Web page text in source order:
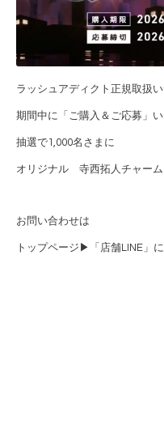
ラッシュアディクト正規取扱い
期間中に「ご購入＆ご応募」
抽選で1,000名さまに
オリジナル 寺西拓人チャーム
お問い合わせは
トップページ▶︎「店舗LINE」